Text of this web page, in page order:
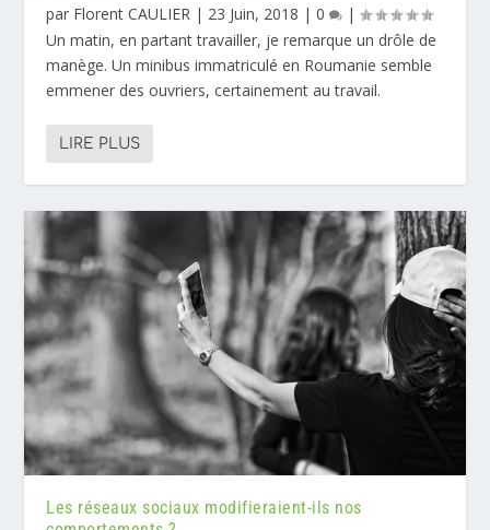
par Florent CAULIER | 23 Juin, 2018 |0
|
Un matin, en partant travailler, je remarque un drôle de
manège. Un minibus immatriculé en Roumanie semble
emmener des ouvriers, certainement au travail.
LIRE PLUS
Les réseaux sociaux modifieraient-ils nos